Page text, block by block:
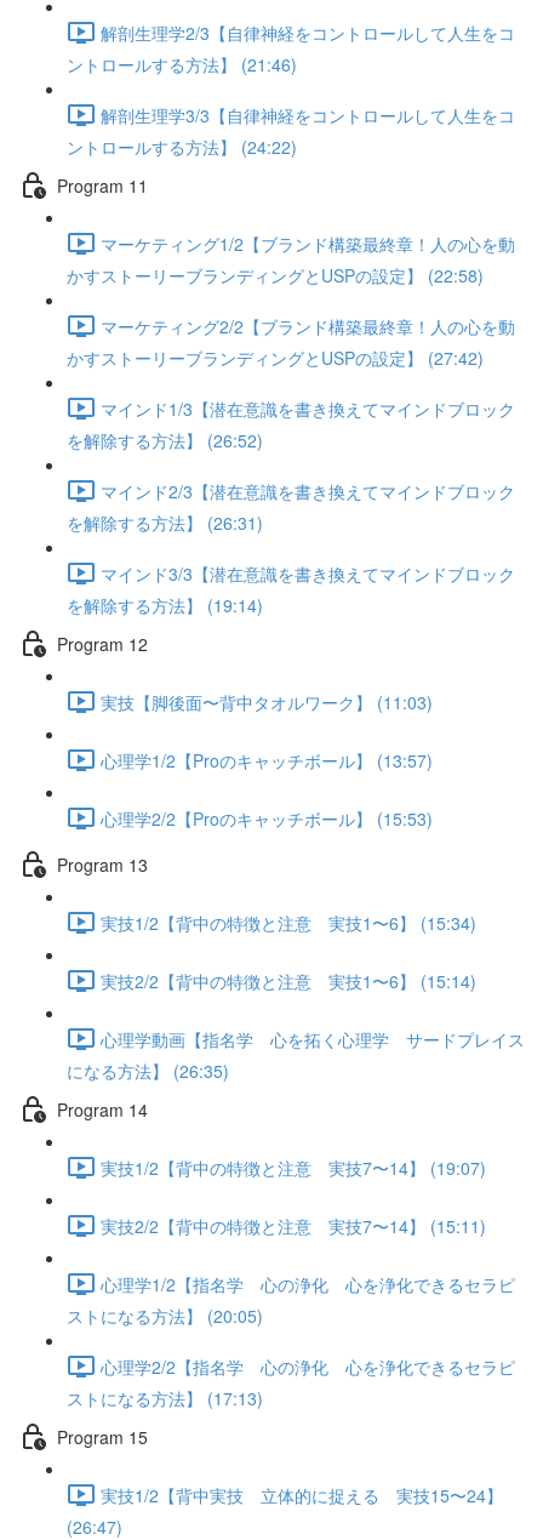
解剖生理学2/3【自律神経をコントロールして人生をコ
ントロールする方法】 (21:46)
解剖生理学3/3【自律神経をコントロールして人生をコ
ントロールする方法】 (24:22)
Program 11
マーケティング1/2【ブランド構築最終章！人の心を動
かすストーリーブランディングとUSPの設定】 (22:58)
マーケティング2/2【ブランド構築最終章！人の心を動
かすストーリーブランディングとUSPの設定】 (27:42)
マインド1/3【潜在意識を書き換えてマインドブロック
を解除する方法】 (26:52)
マインド2/3【潜在意識を書き換えてマインドブロック
を解除する方法】 (26:31)
マインド3/3【潜在意識を書き換えてマインドブロック
を解除する方法】 (19:14)
Program 12
実技【脚後面〜背中タオルワーク】 (11:03)
心理学1/2【Proのキャッチボール】 (13:57)
心理学2/2【Proのキャッチボール】 (15:53)
Program 13
実技1/2【背中の特徴と注意 実技1〜6】 (15:34)
実技2/2【背中の特徴と注意 実技1〜6】 (15:14)
心理学動画【指名学 心を拓く心理学 サードプレイス
になる方法】 (26:35)
Program 14
実技1/2【背中の特徴と注意 実技7〜14】 (19:07)
実技2/2【背中の特徴と注意 実技7〜14】 (15:11)
心理学1/2【指名学 心の浄化 心を浄化できるセラピ
ストになる方法】 (20:05)
心理学2/2【指名学 心の浄化 心を浄化できるセラピ
ストになる方法】 (17:13)
Program 15
実技1/2【背中実技 立体的に捉える 実技15〜24】
(26:47)